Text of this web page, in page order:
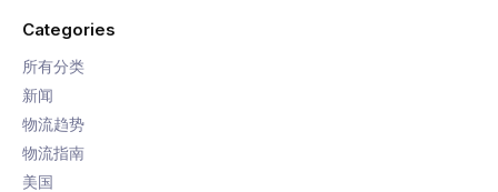
Categories
所有分类
新闻
物流趋势
物流指南
美国